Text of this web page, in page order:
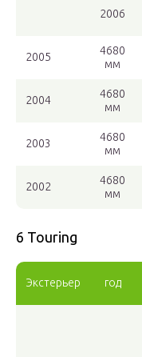
2006
2005
4680
мм
2004
4680
мм
2003
4680
мм
2002
4680
мм
6 Touring
Экстерьер год